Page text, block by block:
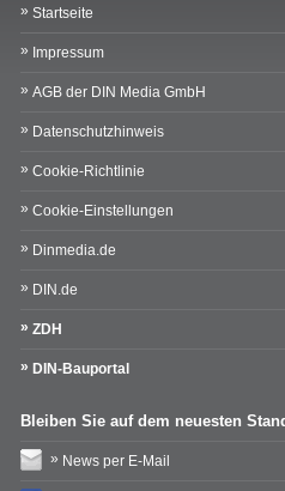
Startseite
Impressum
AGB der DIN Media GmbH
Datenschutzhinweis
Cookie-Richtlinie
Cookie-Einstellungen
Dinmedia.de
DIN.de
ZDH
DIN-Bauportal
Bleiben Sie auf dem neuesten
News per E-Mail